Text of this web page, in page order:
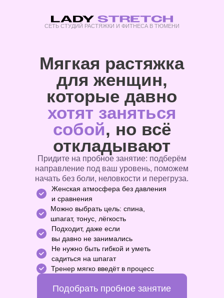
Мягкая растяжка
для женщин,
которые давно
хотят заняться
собой, но всё
откладывают
Придите на пробное занятие: подберём
направление под ваш уровень, поможем
начать без боли, неловкости и перегруза.
Женская атмосфера без давления
и сравнения
Можно выбрать цель: спина,
шпагат, тонус, лёгкость
Подходит, даже если
вы давно не занимались
Не нужно быть гибкой и уметь
садиться на шпагат
Тренер мягко введёт в процесс
Подобрать пробное занятие
СЕТЬ СТУДИЙ РАСТЯЖКИ И ФИТНЕСА В ТЮМЕНИ